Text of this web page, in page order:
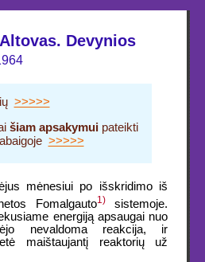
Devynios
>>>>>
šiam apsakymuipateikti
>>>>>
mėnesiui po išskridimo iš
Fomalgauto1)sistemoje.
energiją apsaugai nuo
nevaldoma reakcija, ir
maištaujantį reaktorių už